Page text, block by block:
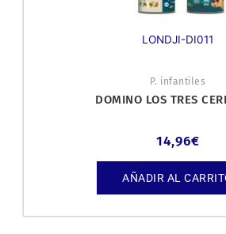
LONDJI-DI011
P. infantiles
DOMINO LOS TRES
14,96€
AÑADIR AL